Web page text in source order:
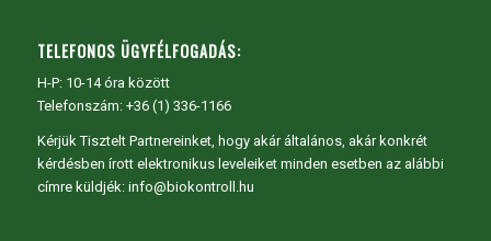
TELEFONOS ÜGYFÉLFOGADÁS:
H-P: 10-14 óra között
Telefonszám: +36 (1) 336-1166
Kérjük Tisztelt Partnereinket, hogy akár általános, akár konkrét
kérdésben írott elektronikus leveleiket minden esetben az alábbi
címre küldjék: info@biokontroll.hu